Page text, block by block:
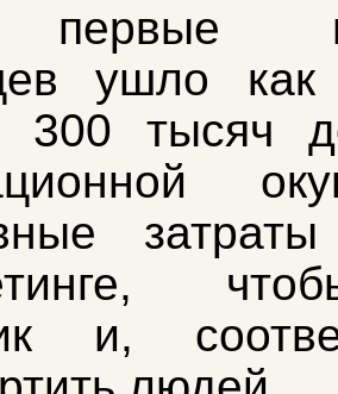
ушло
300 тысяч
и,